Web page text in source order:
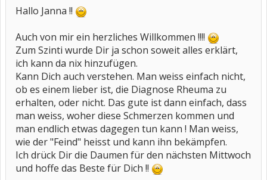
Hallo Janna !!
Auch von mir ein herzliches Willkommen !!!!
Zum Szinti wurde Dir ja schon soweit alles erklärt,
ich kann da nix hinzufügen.
Kann Dich auch verstehen. Man weiss einfach nicht,
ob es einem lieber ist, die Diagnose Rheuma zu
erhalten, oder nicht. Das gute ist dann einfach, dass
man weiss, woher diese Schmerzen kommen und
man endlich etwas dagegen tun kann ! Man weiss,
wie der "Feind" heisst und kann ihn bekämpfen.
Ich drück Dir die Daumen für den nächsten Mittwoch
und hoffe das Beste für Dich !!